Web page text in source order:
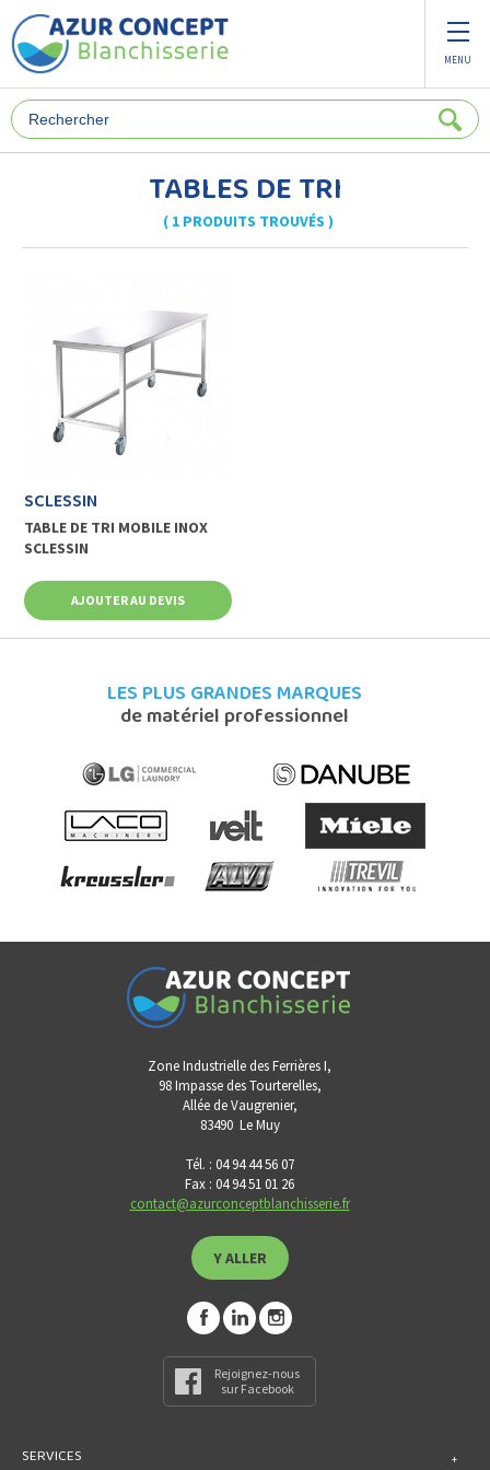
MENU
TABLES DE TRI
( 1 PRODUITS TROUVÉS )
SCLESSIN
TABLE DE TRI MOBILE INOX
SCLESSIN
AJOUTER AU DEVIS
LES PLUS GRANDES MARQUES
de matériel professionnel
Zone Industrielle des Ferrières I,
98 Impasse des Tourterelles,
Allée de Vaugrenier,
83490 Le Muy
Tél. : 04 94 44 56 07
Fax : 04 94 51 01 26
contact@azurconceptblanchisserie.fr
Y ALLER
Rejoignez-nous
sur Facebook
SERVICES
Panneau de gestion des cookies